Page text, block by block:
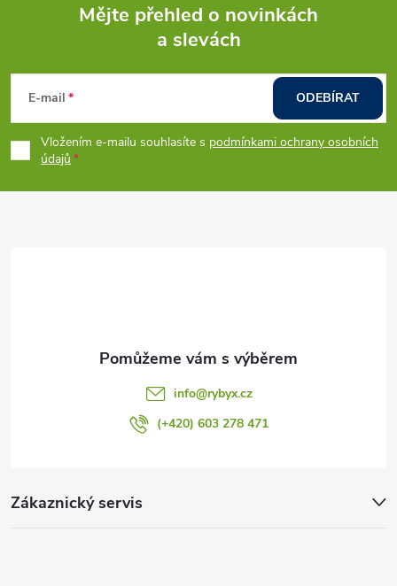
p
a
Mějte přehled o novinkách
a slevách
E-mail
Vložením e-mailu souhlasíte s podmínkami ochrany osobních
údajů
ODEBÍRAT
Zákaznický servis
info@rybyx.cz
(+420) 603 278 471